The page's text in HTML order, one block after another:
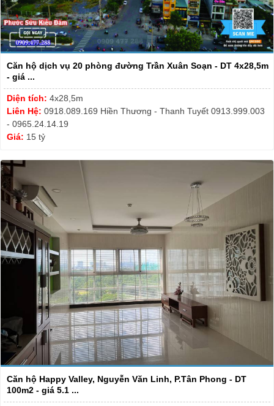
Căn hộ dịch vụ 20 phòng đường Trần Xuân Soạn - DT 4x28,5m
- giá ...
Diện tích: 4x28,5m
Liên Hệ: 0918.089.169 Hiền Thương - Thanh Tuyết 0913.999.003
- 0965.24.14.19
Giá: 15 tỷ
Căn hộ Happy Valley, Nguyễn Văn Linh, P.Tân Phong - DT
100m2 - giá 5.1 ...